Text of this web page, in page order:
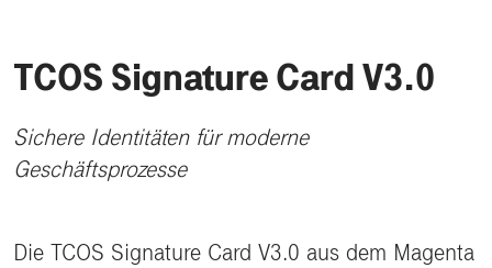
TCOS Signature Card V3.0
Sichere Identitäten für moderne
Geschäftsprozesse
Die TCOS Signature Card V3.0 aus dem Magenta